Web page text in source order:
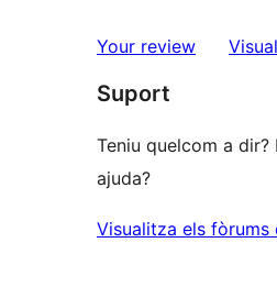
estrelles
de
estrelles
Your review
Suport
Teniu quelcom a dir?
ajuda?
Visualitza els fòrums